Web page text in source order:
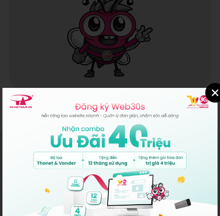
P.A VIỆT NAM
MST/ĐKKD/QĐTL: 0302431595
Giấy phép cung cấp dịch vụ Viễn thông số: 250/GP-CVT
Email: info@pavietnam.vn | Điện thoại: 028 22317777